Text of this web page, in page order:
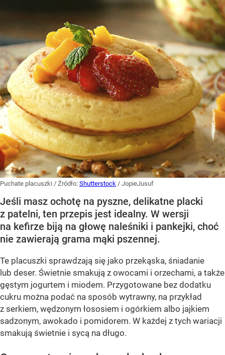
Puchate placuszki / Źródło: Shutterstock / JopieJusuf
Jeśli masz ochotę na pyszne, delikatne placki
z patelni, ten przepis jest idealny. W wersji
na kefirze biją na głowę naleśniki i pankejki, choć
nie zawierają grama mąki pszennej.
Te placuszki sprawdzają się jako przekąska, śniadanie
lub deser. Świetnie smakują z owocami i orzechami, a także
gęstym jogurtem i miodem. Przygotowane bez dodatku
cukru można podać na sposób wytrawny, na przykład
z serkiem, wędzonym łososiem i ogórkiem albo jajkiem
sadzonym, awokado i pomidorem. W każdej z tych wariacji
smakują świetnie i sycą na długo.